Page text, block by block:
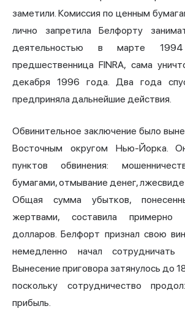
заметили. Комиссия по ценным
лично запретила Белфорту
деятельностью в марте
предшественница FINRA, сама
декабря 1996 года. Два года
предприняла дальнейшие действия.
Обвинительное заключение было
Восточным округом Нью-Йорка.
пунктов обвинения:
бумагами, отмывание денег,
Общая сумма убытков,
жертвами, составила примерно
долларов. Белфорт признал свою
немедленно начал сотрудничать
Вынесение приговора затянулось до
поскольку сотрудничество
прибыль.